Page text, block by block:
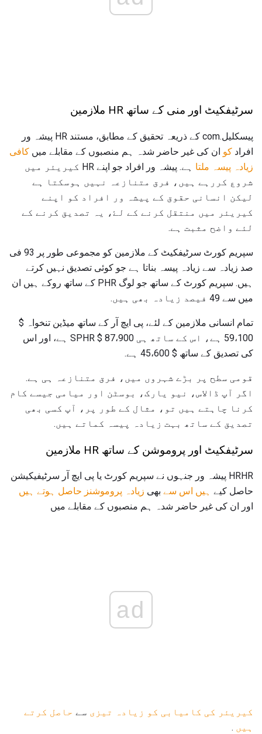
سرٹیفکیٹ اور منی کے ساتھ HR ملازمین
پیسکلیل.com کے ذریعہ تحقیق کے مطابق، مستند HR پیشہ ور
افراد کو ان کی غیر حاضر شدہ ہم منصبوں کے مقابلے میں کافی
زیادہ پیسہ ملتا
ہے. پیشہ ور افراد جو اپنے HR کیریئر میں
شروع کررہے ہیں، فرق متنازعہ نہیں ہوسکتا ہے
لیکن انسانی حقوق کے پیشہ ور افراد کو اپنے
کیریئر میں منتقل کرنے کے لۓ، یہ تصدیق کرنے کے
لئے واضح مثبت ہے.
سپریم کورٹ سرٹیفکیٹ کے ملازمین کو مجموعی طور پر 93 فی
صد زیادہ سے زیادہ پیسہ بناتا ہے جو کوئی تصدیق نہیں کرتے
ہیں. سپریم کورٹ کے ساتھ جو لوگ PHR کے ساتھ روکے ہیں ان
میں سے 49 فیصد زیادہ بھی ہیں.
تمام انسانی ملازمین کے لئے، پی ایچ آر کے ساتھ میڈین تنخواہ $
59،100 ہے، اس کے ساتھ ہی SPHR $ 87،900 ہے، اور اس
کی تصدیق کے ساتھ $ 45،600 ہے.
قومی سطح پر بڑے شہروں میں، فرق متنازعہ ہی ہے.
اگر آپ ڈالاس، نیو یارک، بوسٹن اور میامی جیسے کام
کرنا چاہتے ہیں تو، مثال کے طور پر، آپ کسی بھی
تصدیق کے ساتھ بہت زیادہ پیسہ کماتے ہیں.
سرٹیفکیٹ اور پروموشن کے ساتھ HR ملازمین
HRHR پیشہ ور جنہوں نے سپریم کورٹ یا پی ایچ آر سرٹیفیکیشن
حاصل کیے ہیں اس سے بھی زیادہ پروموشنز حاصل ہوتے ہیں
اور ان کی غیر حاضر شدہ ہم منصبوں کے مقابلے میں
ad
کیریئر کی کامیابی کو زیادہ تیزی سے حاصل کرتے
ہیں .